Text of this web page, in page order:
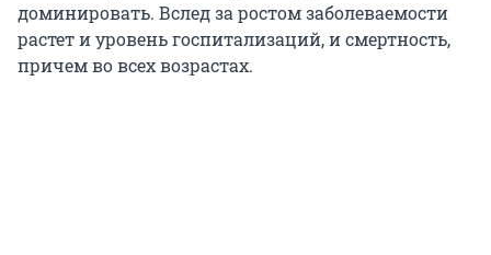
доминировать. Вслед за ростом заболеваемости
растет и уровень госпитализаций, и смертность,
причем во всех возрастах.